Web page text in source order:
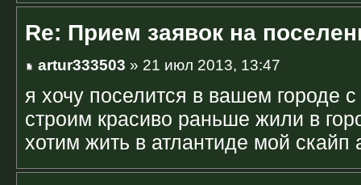
Re: Прием заявок на
artur333503 » 21 июл 2013, 13:47
я хочу поселится в вашем городе
строим красиво раньше жили в
хотим жить в атлантиде мой скайп